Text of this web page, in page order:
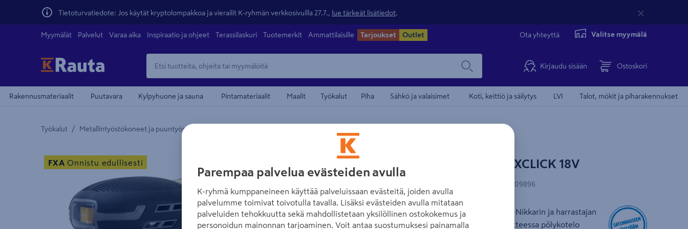
Tietoturvatiedote: Jos käytät kryptolompakkoa ja vierailit K-ryhmän verkkosivuilla 27.7., lue tärkeät lisätiedot
Myymälät Palvelut Varaa aika Inspiraatio ja ohjeet Terassilaskuri Tuotemerkit Ammattilaisille Tarjoukset Outlet Ota yhteyttä Valitse myymälä
Kirjaudu sisään Ostoskori
Rakennusmateriaalit Puutavara Kylpyhuone ja sauna Pintamateriaalit Maalit Työkalut Piha Sähkö ja valaisimet Koti, keittiö ja säilytys LVI Talot, mökit ja piharakennukset
Työkalut / Metallintyöstökoneet ja puuntyöstökoneet
Yksityiskohtainen kuvaus löytyy Tuotteen kuvaus -maamerkistä
FXA Onnistu edullisesti Akkukärkihiomakone FXA XCLICK 18V
6438313609896
Monitoimihiomakone viimeistelyhiontaan. Nikkarin ja harrastajan
hiomakone monimuotoisille pinnoille. Tuotteessa pölykotelo
Parempaa palvelua evästeiden avulla
K-ryhmä kumppaneineen käyttää palveluissaan evästeitä, joiden avulla
palvelumme toimivat toivotulla tavalla. Lisäksi evästeiden avulla mitataan
palveluiden tehokkuutta sekä mahdollistetaan yksilöllinen ostokokemus ja
personoidun mainonnan tarjoaminen. Voit antaa suostumuksesi painamalla